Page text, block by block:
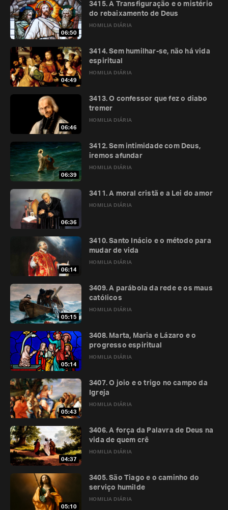
06:50
HOMILIA DIÁRIA
3415. A Transfiguração e o mistério
do rebaixamento de Deus
04:49
HOMILIA DIÁRIA
3414. Sem humilhar-se, não há vida
espiritual
06:46
HOMILIA DIÁRIA
3413. O confessor que fez o diabo
tremer
06:39
HOMILIA DIÁRIA
3412. Sem intimidade com Deus,
iremos afundar
06:36
HOMILIA DIÁRIA
3411. A moral cristã e a Lei do amor
06:14
HOMILIA DIÁRIA
3410. Santo Inácio e o método para
mudar de vida
05:15
HOMILIA DIÁRIA
3409. A parábola da rede e os maus
católicos
05:14
HOMILIA DIÁRIA
3408. Marta, Maria e Lázaro e o
progresso espiritual
05:43
HOMILIA DIÁRIA
3407. O joio e o trigo no campo da
Igreja
04:37
HOMILIA DIÁRIA
3406. A força da Palavra de Deus na
vida de quem crê
05:10
HOMILIA DIÁRIA
3405. São Tiago e o caminho do
serviço humilde